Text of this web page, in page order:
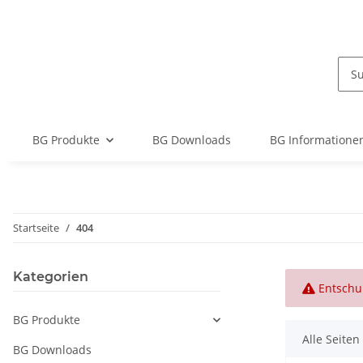
BG Produkte BG Downloads BG
Startseite 404
x
Alle Seiten
Kategorien
BG Produkte
BG Downloads